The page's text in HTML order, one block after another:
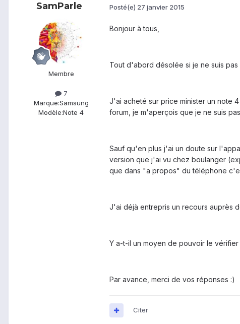
SamParle
Membre
7
Marque:Samsung
Modèle:Note 4
Posté(e) 27 janvier 2015
Bonjour à tous,
Tout d'abord désolée si je ne suis
J'ai acheté sur price minister un note
forum, je m'aperçois que je ne suis
Sauf qu'en plus j'ai un doute sur
version que j'ai vu chez boulanger
que dans "a propos" du téléphone
J'ai déjà entrepris un recours auprès
Y a-t-il un moyen de pouvoir le vérifier
Par avance, merci de vos réponses :)
Citer